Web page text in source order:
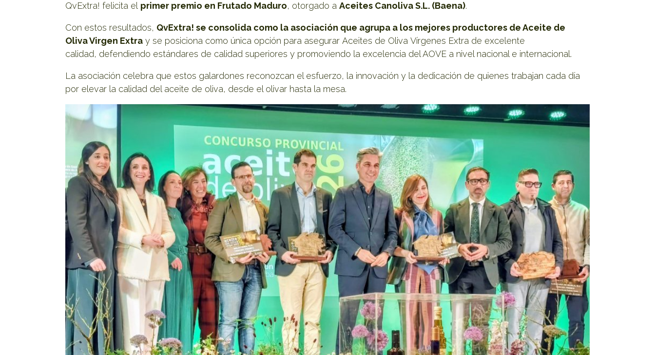
QvExtra! felicita el primer premio en Frutado Maduro, otorgado aAceites Canoliva S.L. (Baena).
Con estos resultados, QvExtra! se consolida como la asociación que agrupa a los mejores productores de Aceite de
Oliva Virgen Extra y se posiciona como única opción para asegurar Aceites de Oliva Vírgenes Extra de excelente
calidad, defendiendo estándares de calidad superiores y promoviendo la excelencia del AOVE a nivel nacional e internacional.
La asociación celebra que estos galardones reconozcan el esfuerzo, la innovación y la dedicación de quienes trabajan cada día
por elevar la calidad del aceite de oliva, desde el olivar hasta la mesa.